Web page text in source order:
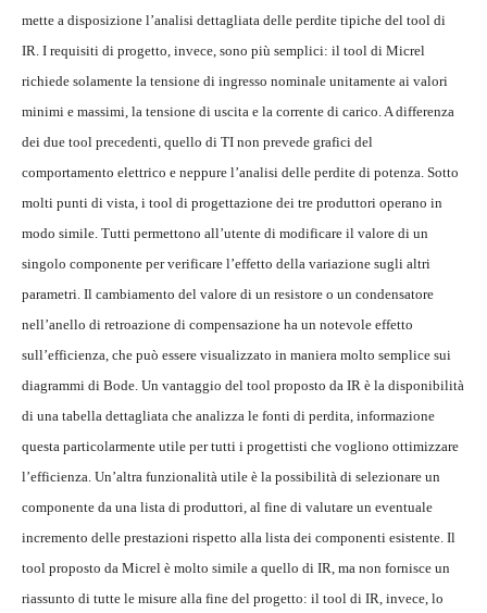
mette a disposizione l’analisi dettagliata delle perdite tipiche del tool di
IR. I requisiti di progetto, invece, sono più semplici: il tool di Micrel
richiede solamente la tensione di ingresso nominale unitamente ai valori
minimi e massimi, la tensione di uscita e la corrente di carico. A differenza
dei due tool precedenti, quello di TI non prevede grafici del
comportamento elettrico e neppure l’analisi delle perdite di potenza. Sotto
molti punti di vista, i tool di progettazione dei tre produttori operano in
modo simile. Tutti permettono all’utente di modificare il valore di un
singolo componente per verificare l’effetto della variazione sugli altri
parametri. Il cambiamento del valore di un resistore o un condensatore
nell’anello di retroazione di compensazione ha un notevole effetto
sull’efficienza, che può essere visualizzato in maniera molto semplice sui
diagrammi di Bode. Un vantaggio del tool proposto da IR è la disponibilità
di una tabella dettagliata che analizza le fonti di perdita, informazione
questa particolarmente utile per tutti i progettisti che vogliono ottimizzare
l’efficienza. Un’altra funzionalità utile è la possibilità di selezionare un
componente da una lista di produttori, al fine di valutare un eventuale
incremento delle prestazioni rispetto alla lista dei componenti esistente. Il
tool proposto da Micrel è molto simile a quello di IR, ma non fornisce un
riassunto di tutte le misure alla fine del progetto: il tool di IR, invece, lo